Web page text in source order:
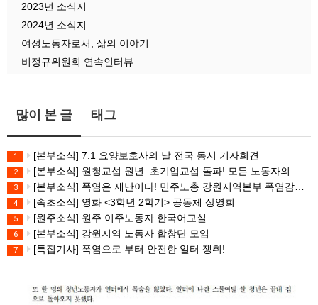
2023년 소식지
2024년 소식지
여성노동자로서, 삶의 이야기
비정규위원회 연속인터뷰
많이 본 글 태그
1 [본부소식] 7.1 요양보호사의 날 전국 동시 기자회견
2 [본부소식] 원청교섭 원년. 초기업교섭 돌파! 모든 노동자의 노동기본권 쟁취! 민주노총 7.15 총파업대회
3 [본부소식] 폭염은 재난이다! 민주노총 강원지역본부 폭염감시단 선포 기자회견
4 [속초소식] 영화 <3학년 2학기> 공동체 상영회
5 [원주소식] 원주 이주노동자 한국어교실
6 [본부소식] 강원지역 노동자 합창단 모임
7 [특집기사] 폭염으로 부터 안전한 일터 쟁취!